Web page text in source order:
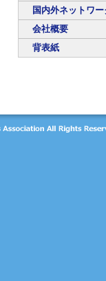
国内外ネットワー
会社概要
背表紙